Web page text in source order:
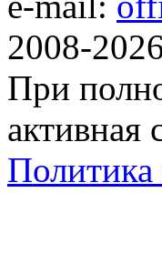
2008-
При
активная